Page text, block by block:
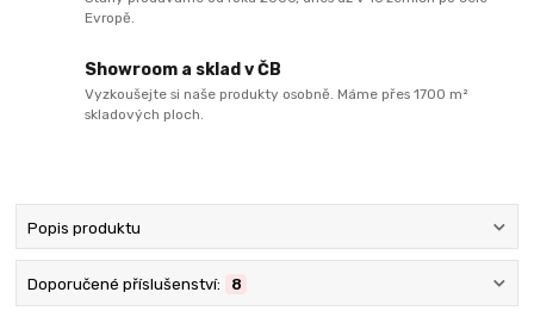
Evropě.
Showroom a sklad v ČB
Vyzkoušejte si naše produkty osobně. Máme přes 1700 m²
skladových ploch.
Popis produktu
Doporučené příslušenství: 8